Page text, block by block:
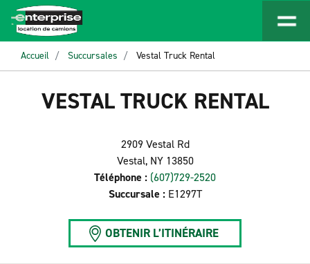
Accueil Succursales Vestal Truck Rental
VESTAL TRUCK RENTAL
2909 Vestal Rd
Vestal, NY 13850
Téléphone : (607)729-2520
Succursale : E1297T
OBTENIR L’ITINÉRAIRE